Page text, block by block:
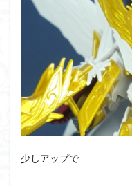
少しアップで